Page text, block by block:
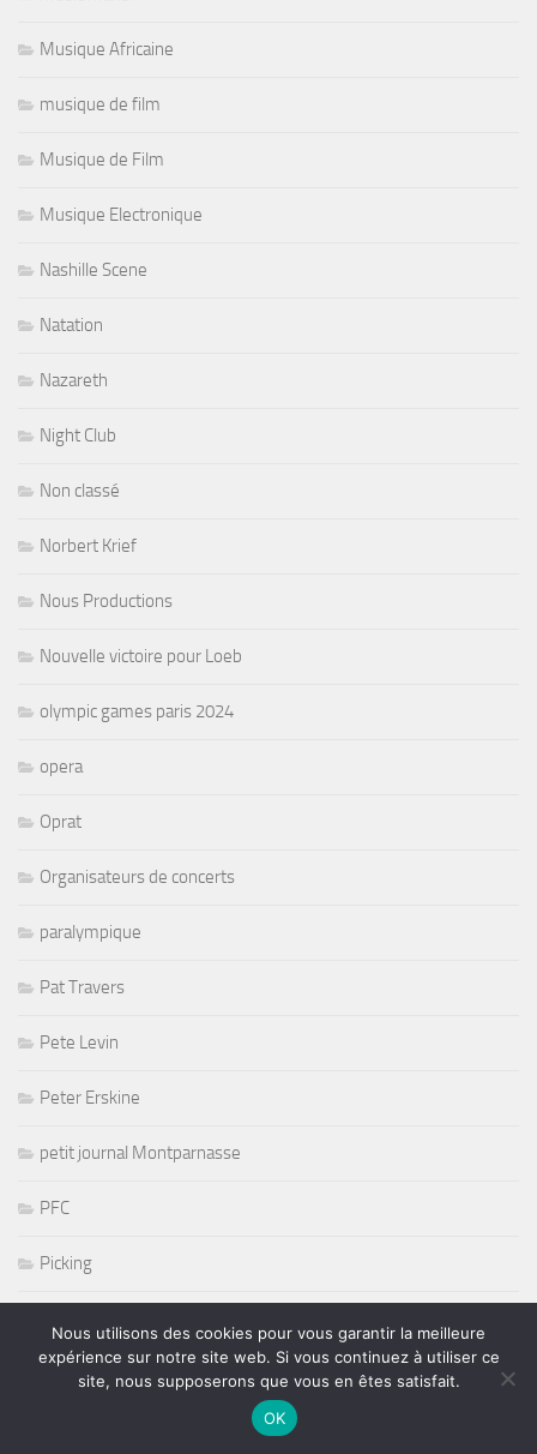
Musique Africaine
musique de film
Musique de Film
Musique Electronique
Nashille Scene
Natation
Nazareth
Night Club
Non classé
Norbert Krief
Nous Productions
Nouvelle victoire pour Loeb
olympic games paris 2024
opera
Oprat
Organisateurs de concerts
paralympique
Pat Travers
Pete Levin
Peter Erskine
petit journal Montparnasse
PFC
Picking
Poesie Music
Nous utilisons des cookies pour vous garantir la meilleure
expérience sur notre site web. Si vous continuez à utiliser ce
site, nous supposerons que vous en êtes satisfait.
OK